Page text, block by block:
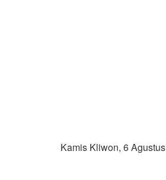
Kamis Kliwon, 6